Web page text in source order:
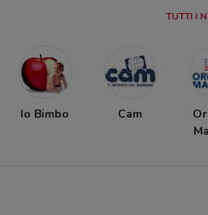
TUTTI I
Io Bimbo Cam